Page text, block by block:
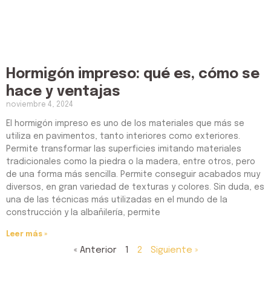
Hormigón impreso: qué es, cómo se
hace y ventajas
noviembre 4, 2024
El hormigón impreso es uno de los materiales que más se
utiliza en pavimentos, tanto interiores como exteriores.
Permite transformar las superficies imitando materiales
tradicionales como la piedra o la madera, entre otros, pero
de una forma más sencilla. Permite conseguir acabados muy
diversos, en gran variedad de texturas y colores. Sin duda, es
una de las técnicas más utilizadas en el mundo de la
construcción y la albañilería, permite
Leer más »
« Anterior 1 2 Siguiente »